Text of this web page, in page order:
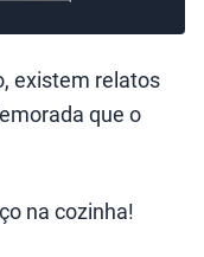
existem relatos
que o
na cozinha!